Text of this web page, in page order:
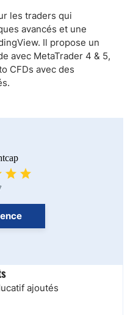
les traders qui
avancés et une
Il propose un
avec MetaTrader 4 & 5,
CFDs avec des
ajoutés